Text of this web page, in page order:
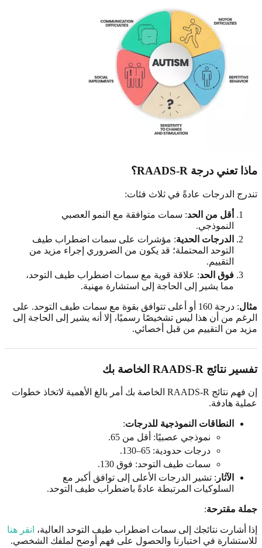
ماذا تعني درجة RAADS-R؟
تندرج الدرجات عادةً في ثلاث فئات:
أقل من الحد: سمات متوافقة مع النمو العصبي
النموذجي.
الدرجات الحدية: مؤشرات على سمات اضطراب طيف
التوحد المحتملة؛ قد يكون من الضروري إجراء مزيد من
التقييم.
فوق الحد: علاقة قوية مع سمات اضطراب طيف التوحد،
مما يشير إلى الحاجة إلى استشارة مهنية.
مثال
: درجة 160 أو أعلى تتوافق بقوة مع سمات طيف التوحد. على
الرغم من أن هذا ليس تشخيصًا رسميًا، إلا أنه يشير إلى الحاجة إلى
مزيد من التقييم من قبل أخصائي.
تفسير نتائج RAADS-R الخاصة بك
إن فهم نتائج RAADS-R الخاصة بك أمر بالغ الأهمية لاتخاذ خطوات
عملية هادفة.
النطاقات النموذجية للدرجات:
نموذجي عصبيًا: أقل من 65.
درجات حدودية: 65–130.
سمات طيف التوحد: فوق 130.
الآثار : تشير الدرجات الأعلى إلى توافق أكبر مع
السلوكيات المرتبطة عادةً باضطراب طيف التوحد.
جملة مقترحة:
إذا أشارت نتائجك إلى سمات اضطراب طيف التوحد العالية، انقر هنا
للاستشارة في اختبارنا والحصول على فهم أوضح لملفك الشخصي.